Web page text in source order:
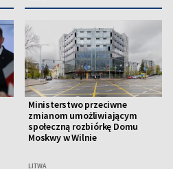
Ministerstwo przeciwne
zmianom umożliwiającym
społeczną rozbiórkę Domu
Moskwy w Wilnie
LITWA